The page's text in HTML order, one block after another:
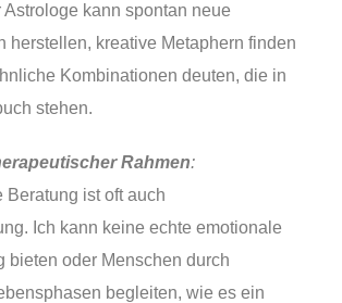
kann spontan neue
herstellen, kreative Metaphern finden
Kombinationen deuten, die in
stehen.
Rahmen:
Beratung ist oft auch
Ich kann keine echte emotionale
bieten oder Menschen durch
begleiten, wie es ein